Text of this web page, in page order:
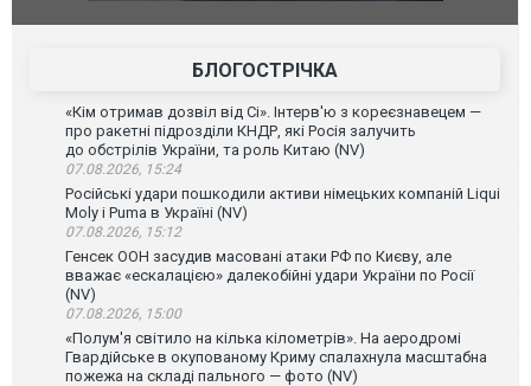
склад Wildberries. ФОТО. ВІДЕО
БЛОГОСТРІЧКА
«Кім отримав дозвіл від Сі». Інтерв'ю з кореєзнавецем —
про ракетні підрозділи КНДР, які Росія залучить
до обстрілів України, та роль Китаю (NV)
07.08.2026, 15:24
Російські удари пошкодили активи німецьких компаній Liqui
Moly і Puma в Україні (NV)
07.08.2026, 15:12
Генсек ООН засудив масовані атаки РФ по Києву, але
вважає «ескалацією» далекобійні удари України по Росії
(NV)
07.08.2026, 15:00
«Полум'я світило на кілька кілометрів». На аеродромі
Гвардійське в окупованому Криму спалахнула масштабна
пожежа на складі пального — фото (NV)